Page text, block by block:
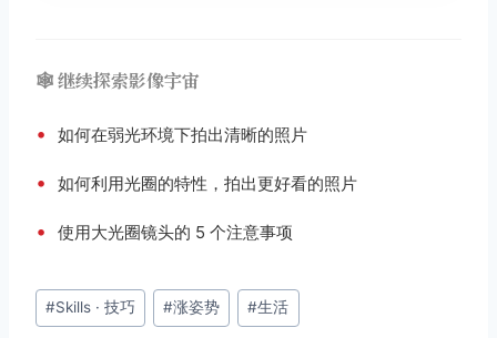
🕸️ 继续探索影像宇宙
• 如何在弱光环境下拍出清晰的照片
• 如何利用光圈的特性，拍出更好看的照片
• 使用大光圈镜头的 5 个注意事项
文
章
#Skills · 技巧 #涨姿势 #生活